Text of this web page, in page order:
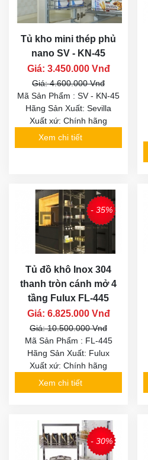
Tủ kho mini thép phủ
nano SV - KN-45
Giá: 3.450.000 Vnđ
Giá: 4.600.000 Vnđ
Mã Sản Phẩm : SV - KN-45
Hãng Sản Xuất: Sevilla
Xuất xứ: Chính hãng
Xem chi tiết
- 35%
Tủ đồ khô Inox 304
thanh tròn cánh mở 4
tầng Fulux FL-445
Giá: 6.825.000 Vnđ
Giá: 10.500.000 Vnđ
Mã Sản Phẩm : FL-445
Hãng Sản Xuất: Fulux
Xuất xứ: Chính hãng
Xem chi tiết
- 30%